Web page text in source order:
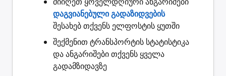
დაგვიანებული გადაზიდვების
შესახებ თქვენს ელფოსტის ყუთში
შექმენით ტრანსპორტის სტატისტიკა
და ანგარიშები თქვენს ყველა
გადამზიდავზე